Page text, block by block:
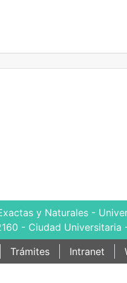
y Naturales -
- Ciudad
Trámites Intranet